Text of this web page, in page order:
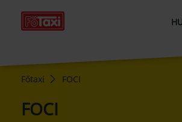
Főtaxi FOCI
FOCI